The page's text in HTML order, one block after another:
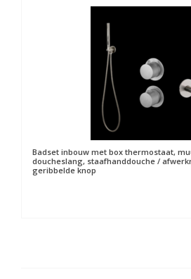
Badset inbouw met box thermostaat,
doucheslang, staafhanddouche /
geribbelde knop